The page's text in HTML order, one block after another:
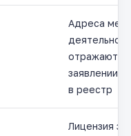
Адреса мест
отражаются
заявлении
в реестр
Лицензия